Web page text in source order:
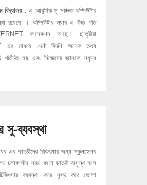
বিদ্যালয় . এ আধুনিক সু সজ্জিত কম্পিউটার
রয়েছে । কম্পিউটার ল্যাব এ উচ্চ গতি
কানেকশন আছে। ছাত্রীরা
এর মাধমে দেশী বিদশি অনেক তথ্য
পরিচিত হয় এবং নিজেদের জ্ঞানকে সমৃদ্ধ
সু-ব্যবস্থা
এর ছাত্রীদের চিকিৎসার জন্য স্কুলহেলথ
চলাকালীন সময় কনো ছাত্রী অসুস্থ হলে
ব্যবস্থা করে সুস্থ করে তোলা